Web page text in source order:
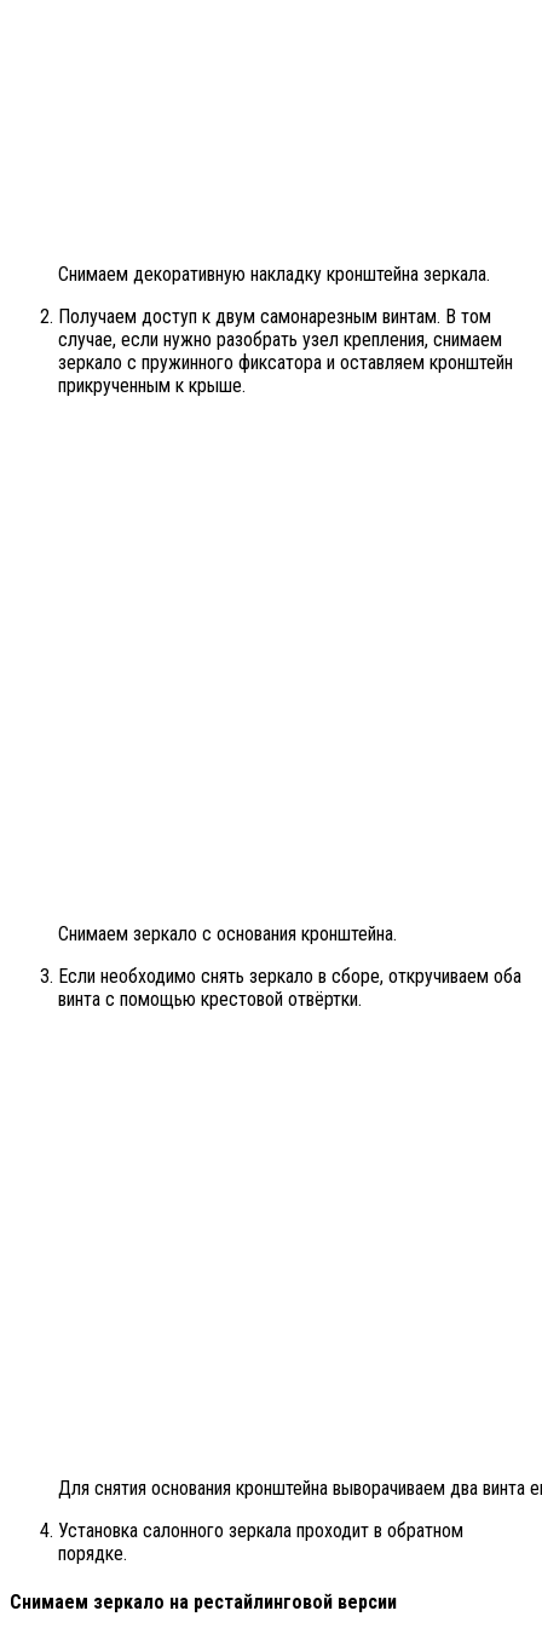
Снимаем декоративную накладку кронштейна зеркала.
Получаем доступ к двум самонарезным винтам. В том
случае, если нужно разобрать узел крепления, снимаем
зеркало с пружинного фиксатора и оставляем кронштейн
прикрученным к крыше.
Снимаем зеркало с основания кронштейна.
Если необходимо снять зеркало в сборе, откручиваем оба
винта с помощью крестовой отвёртки.
Для снятия основания кронштейна выворачиваем два винта
Установка салонного зеркала проходит в обратном
порядке.
Снимаем зеркало на рестайлинговой версии